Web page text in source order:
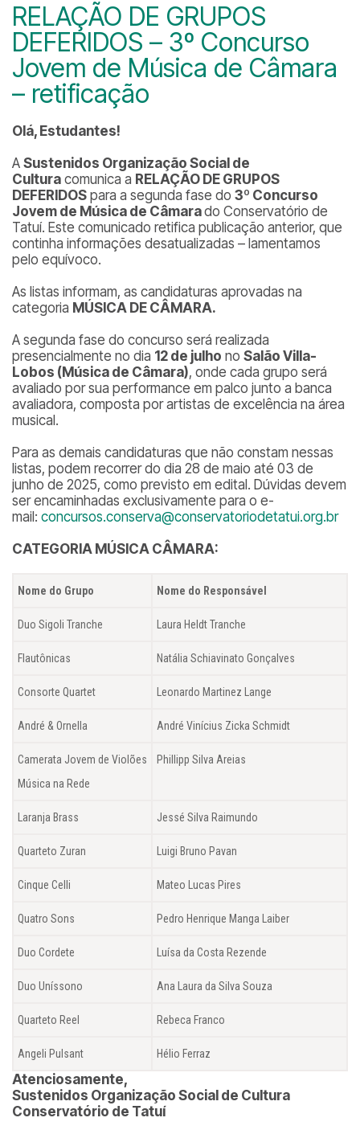
RELAÇÃO DE GRUPOS
DEFERIDOS – 3º Concurso
Jovem de Música de Câmara
– retificação
Olá, Estudantes!
A Sustenidos Organização Social de
Cultura comunica a RELAÇÃO DE GRUPOS
DEFERIDOS para a segunda fase do 3º Concurso
Jovem de Música de Câmarado Conservatório de
Tatuí. Este comunicado retifica publicação anterior, que
continha informações desatualizadas – lamentamos
pelo equívoco.
As listas informam, as candidaturas aprovadas na
categoria MÚSICA DE CÂMARA.
A segunda fase do concurso será realizada
presencialmente no dia 12 de julho no Salão Villa-
Lobos (Música de Câmara), onde cada grupo será
avaliado por sua performance em palco junto a banca
avaliadora, composta por artistas de excelência na área
musical.
Para as demais candidaturas que não constam nessas
listas, podem recorrer do dia 28 de maio até 03 de
junho de 2025, como previsto em edital. Dúvidas devem
ser encaminhadas exclusivamente para o e-
mail: concursos.conserva@conservatoriodetatui.org.br
CATEGORIA MÚSICA CÂMARA:
Nome do Grupo Nome do Responsável
Duo Sigoli Tranche Laura Heldt Tranche
Flautônicas Natália Schiavinato Gonçalves
Consorte Quartet Leonardo Martinez Lange
André & Ornella André Vinícius Zicka Schmidt
Camerata Jovem de Violões
Música na Rede
Phillipp Silva Areias
Laranja Brass Jessé Silva Raimundo
Quarteto Zuran Luigi Bruno Pavan
Cinque Celli Mateo Lucas Pires
Quatro Sons Pedro Henrique Manga Laiber
Duo Cordete Luísa da Costa Rezende
Duo Uníssono Ana Laura da Silva Souza
Quarteto Reel Rebeca Franco
Angeli Pulsant Hélio Ferraz
Atenciosamente,
Sustenidos Organização Social de Cultura
Conservatório de Tatuí